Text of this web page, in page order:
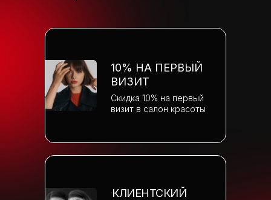
10% НА ПЕРВЫЙ
ВИЗИТ
Скидка 10% на первый
визит в салон красоты
КЛИЕНТСКИЙ